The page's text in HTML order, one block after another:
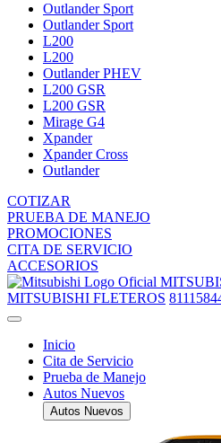
Outlander Sport
Outlander Sport
L200
L200
Outlander PHEV
L200 GSR
L200 GSR
Mirage G4
Xpander
Xpander Cross
Outlander
COTIZAR
PRUEBA DE MANEJO
PROMOCIONES
CITA DE SERVICIO
ACCESORIOS
MITSUBISHI FLETEROS
Inicio
Cita de Servicio
Prueba de Manejo
Autos Nuevos
Autos Nuevos